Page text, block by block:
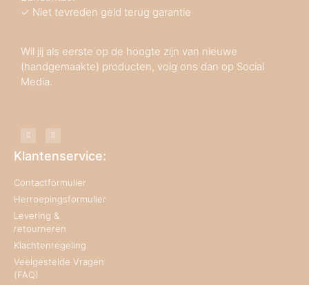
✓ Niet tevreden geld terug garantie
Wil jij als eerste op de hoogte zijn van nieuwe
(handgemaakte) producten, volg ons dan op Social
Media.
Klantenservice:
Contactformulier
Herroepingsformulier
Levering &
retourneren
Klachtenregeling
Veelgestelde Vragen
(FAQ)